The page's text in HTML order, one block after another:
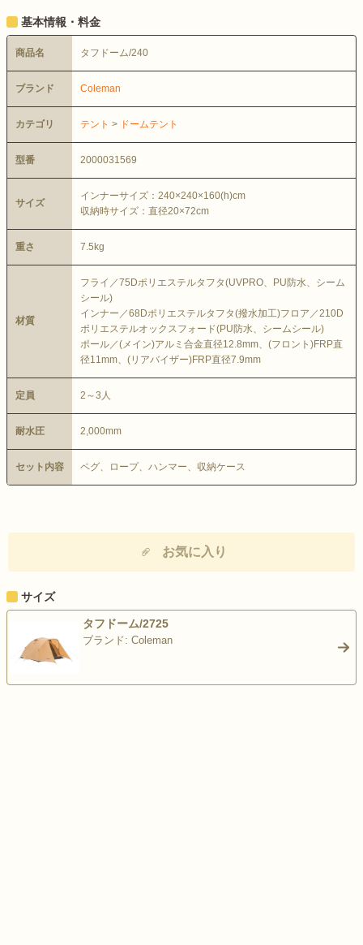
基本情報・料金
商品名 タフドーム/240
ブランド Coleman
カテゴリ テント > ドームテント
型番 2000031569
サイズ
インナーサイズ：240×240×160(h)cm
収納時サイズ：直径20×72cm
重さ 7.5kg
材質
フライ／75Dポリエステルタフタ(UVPRO、PU防水、シーム
シール)
インナー／68Dポリエステルタフタ(撥水加工)フロア／210D
ポリエステルオックスフォード(PU防水、シームシール)
ポール／(メイン)アルミ合金直径12.8mm、(フロント)FRP直
径11mm、(リアバイザー)FRP直径7.9mm
定員 2～3人
耐水圧 2,000mm
セット内容 ペグ、ロープ、ハンマー、収納ケース
お気に入り
サイズ
タフドーム/2725
ブランド: Coleman